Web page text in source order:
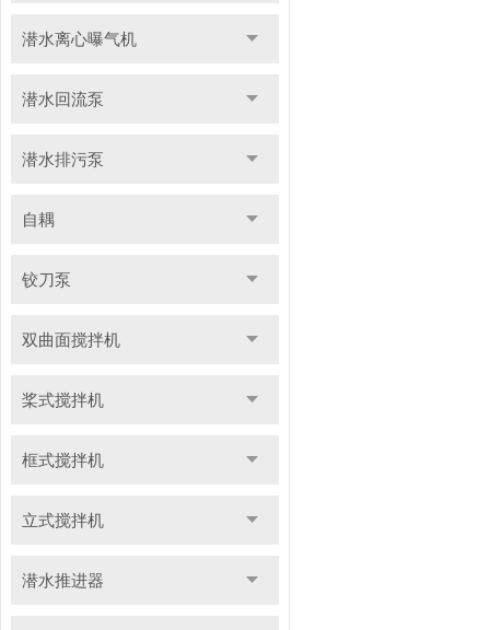
潜水离心曝气机
潜水回流泵
潜水排污泵
自耦
铰刀泵
双曲面搅拌机
桨式搅拌机
框式搅拌机
立式搅拌机
潜水推进器